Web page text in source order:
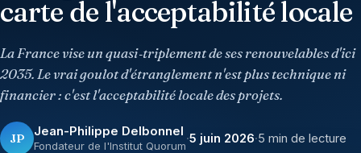
carte de l'acceptabilité locale
La France vise un quasi‑triplement de ses renouvelables d'ici
2035. Le vrai goulot d'étranglement n'est plus technique ni
financier : c'est l'acceptabilité locale des projets.
JP Jean-Philippe Delbonnel
Fondateur de l'Institut Quorum
·5 juin 2026·5 min de lecture